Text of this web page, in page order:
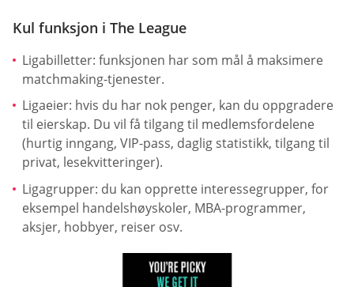
Kul funksjon i The League
Ligabilletter: funksjonen har som mål å maksimere
matchmaking-tjenester.
Ligaeier: hvis du har nok penger, kan du oppgradere
til eierskap. Du vil få tilgang til medlemsfordelene
(hurtig inngang, VIP-pass, daglig statistikk, tilgang til
privat, lesekvitteringer).
Ligagrupper: du kan opprette interessegrupper, for
eksempel handelshøyskoler, MBA-programmer,
aksjer, hobbyer, reiser osv.